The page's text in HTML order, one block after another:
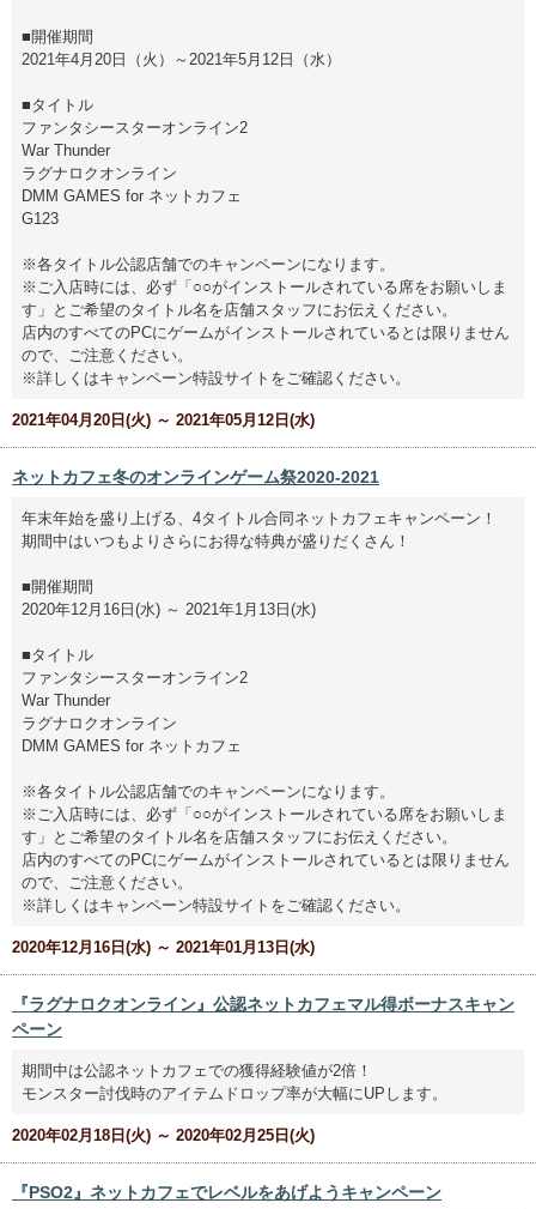
■開催期間
2021年4月20日（火）～2021年5月12日（水）
■タイトル
ファンタシースターオンライン2
War Thunder
ラグナロクオンライン
DMM GAMES for ネットカフェ
G123
※各タイトル公認店舗でのキャンペーンになります。
※ご入店時には、必ず「○○がインストールされている席をお願いしま
す」とご希望のタイトル名を店舗スタッフにお伝えください。
店内のすべてのPCにゲームがインストールされているとは限りません
ので、ご注意ください。
※詳しくはキャンペーン特設サイトをご確認ください。
2021年04月20日(火) ～ 2021年05月12日(水)
ネットカフェ冬のオンラインゲーム祭2020-2021
年末年始を盛り上げる、4タイトル合同ネットカフェキャンペーン！
期間中はいつもよりさらにお得な特典が盛りだくさん！
■開催期間
2020年12月16日(水) ～ 2021年1月13日(水)
■タイトル
ファンタシースターオンライン2
War Thunder
ラグナロクオンライン
DMM GAMES for ネットカフェ
※各タイトル公認店舗でのキャンペーンになります。
※ご入店時には、必ず「○○がインストールされている席をお願いしま
す」とご希望のタイトル名を店舗スタッフにお伝えください。
店内のすべてのPCにゲームがインストールされているとは限りません
ので、ご注意ください。
※詳しくはキャンペーン特設サイトをご確認ください。
2020年12月16日(水) ～ 2021年01月13日(水)
『ラグナロクオンライン』公認ネットカフェマル得ボーナスキャン
ペーン
期間中は公認ネットカフェでの獲得経験値が2倍！
モンスター討伐時のアイテムドロップ率が大幅にUPします。
2020年02月18日(火) ～ 2020年02月25日(火)
『PSO2』ネットカフェでレベルをあげようキャンペーン